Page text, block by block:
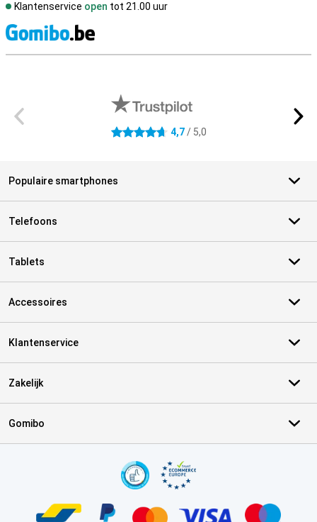
Klantenservice open tot 21.00 uur
4.7 sterren 4,7/ 5,0
Populaire smartphones
Telefoons
Tablets
Accessoires
Klantenservice
Zakelijk
Gomibo